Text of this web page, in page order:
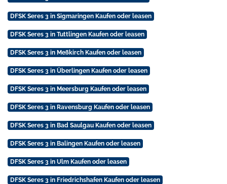
DFSK Seres 3 in Sigmaringen Kaufen oder leasen
DFSK Seres 3 in Tuttlingen Kaufen oder leasen
DFSK Seres 3 in Meßkirch Kaufen oder leasen
DFSK Seres 3 in Überlingen Kaufen oder leasen
DFSK Seres 3 in Meersburg Kaufen oder leasen
DFSK Seres 3 in Ravensburg Kaufen oder leasen
DFSK Seres 3 in Bad Saulgau Kaufen oder leasen
DFSK Seres 3 in Balingen Kaufen oder leasen
DFSK Seres 3 in Ulm Kaufen oder leasen
DFSK Seres 3 in Friedrichshafen Kaufen oder leasen